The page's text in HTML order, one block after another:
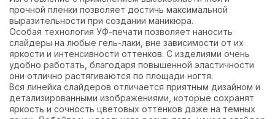
прочной пленки позволяет достичь максимальной
выразительности при создании маникюра.
Особая технология УФ-печати позволяет наносить
слайдеры на любые гель-лаки, вне зависимости от их
яркости и интенсивности оттенков. С изделиями очень
удобно работать, благодаря повышенной эластичности
они отлично растягиваются по площади ногтя.
Вся линейка слайдеров отличается приятным дизайном и
детализированными изображениями, которые сохранят
яркость и сочность цветовых оттенков даже на темных